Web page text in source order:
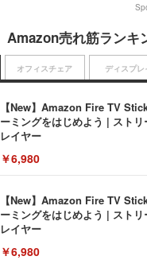
Amazon売れ筋ランキ
【New】Amazon Fire TV
ーミングをはじめよう | スト
レイヤー
￥6,980
【New】Amazon Fire TV
ーミングをはじめよう | スト
レイヤー
￥6,980
オフィスチェア ディスプレ